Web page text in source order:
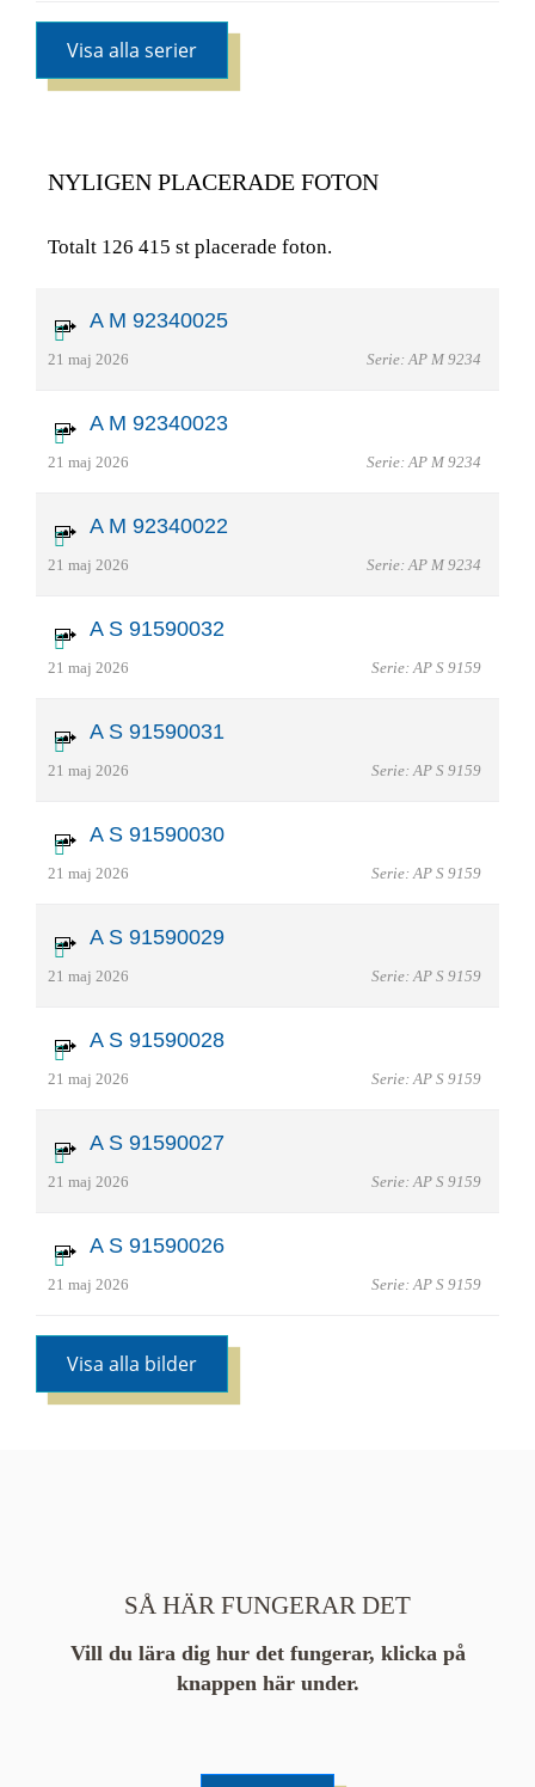
Visa alla serier
NYLIGEN PLACERADE FOTON
Totalt 126 415 st placerade foton.
A M 92340025
21 maj 2026 Serie: AP M 9234
A M 92340023
21 maj 2026 Serie: AP M 9234
A M 92340022
21 maj 2026 Serie: AP M 9234
A S 91590032
21 maj 2026 Serie: AP S 9159
A S 91590031
21 maj 2026 Serie: AP S 9159
A S 91590030
21 maj 2026 Serie: AP S 9159
A S 91590029
21 maj 2026 Serie: AP S 9159
A S 91590028
21 maj 2026 Serie: AP S 9159
A S 91590027
21 maj 2026 Serie: AP S 9159
A S 91590026
21 maj 2026 Serie: AP S 9159
Visa alla bilder
SÅ HÄR FUNGERAR DET
Vill du lära dig hur det fungerar, klicka på
knappen här under.